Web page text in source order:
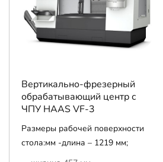
Вертикально-фрезерный
обрабатывающий центр с
ЧПУ HAAS VF-3
Размеры рабочей поверхности
стола:мм -длина – 1219 мм;